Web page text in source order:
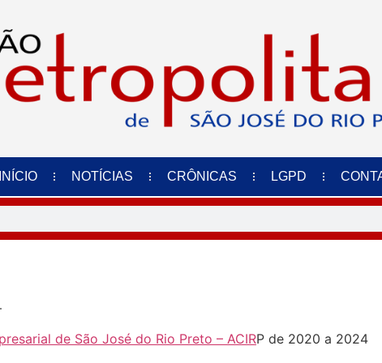
INÍCIO NOTÍCIAS CRÔNICAS LGPD
de São José do Rio Preto – ACIRP de 2020 a 2024